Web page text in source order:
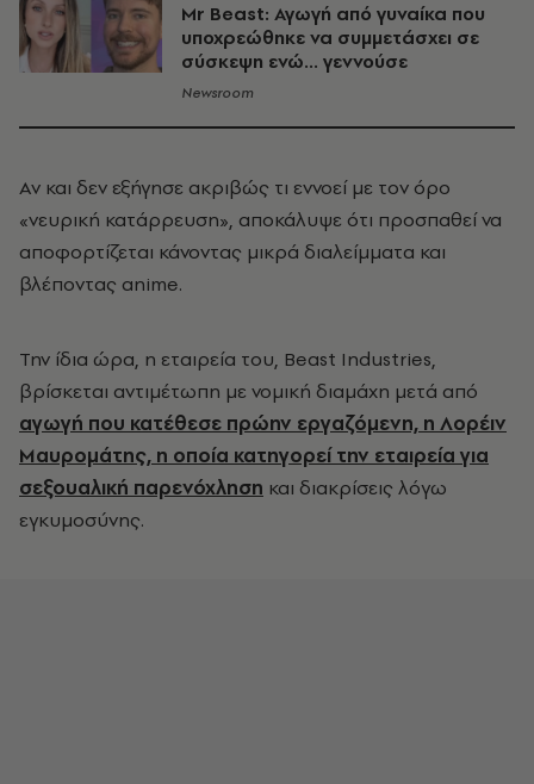
Mr Beast: Αγωγή από γυναίκα που
υποχρεώθηκε να συμμετάσχει σε
σύσκεψη ενώ... γεννούσε
Newsroom
Αν και δεν εξήγησε ακριβώς τι εννοεί με τον όρο
«νευρική κατάρρευση», αποκάλυψε ότι προσπαθεί να
αποφορτίζεται κάνοντας μικρά διαλείμματα και
βλέποντας anime.
Την ίδια ώρα, η εταιρεία του, Beast Industries,
βρίσκεται αντιμέτωπη με νομική διαμάχη μετά από
αγωγή που κατέθεσε πρώην εργαζόμενη, η Λορέιν
Μαυρομάτης, η οποία κατηγορεί την εταιρεία για
σεξουαλική παρενόχληση και διακρίσεις λόγω
εγκυμοσύνης.